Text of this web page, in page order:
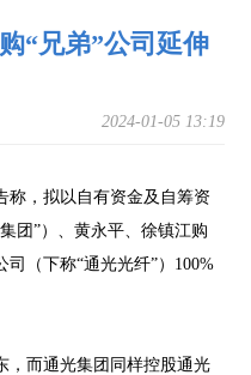
“兄弟”公司延伸
2024-01-05 13:19
称，拟以自有资金及自筹资
团”）、黄永平、徐镇江购
（下称“通光光纤”）100%
，而通光集团同样控股通光